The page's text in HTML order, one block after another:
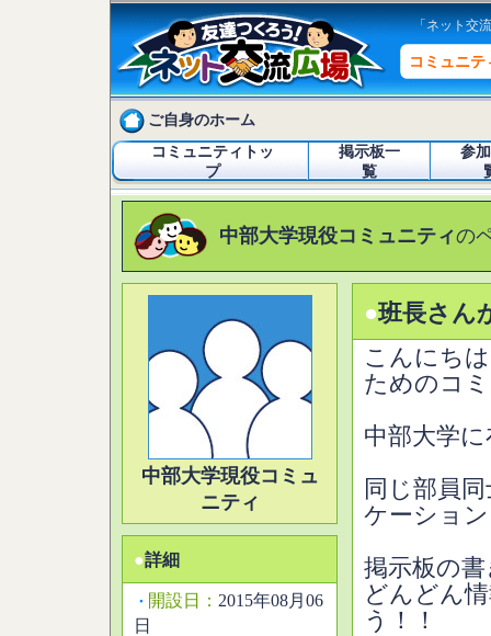
「ネット交
コミュニテ
ご自身のホーム
コミュニティトッ
プ
掲示板一
覧
参
中部大学現役コミュニティの
中部大学現役コミュ
ニティ
●詳細
・ 開設日： 2015年08月06
日
●班長さん
こんにち
ためのコ
中部大学
同じ部員
ケーショ
掲示板の
どんどん
う！！